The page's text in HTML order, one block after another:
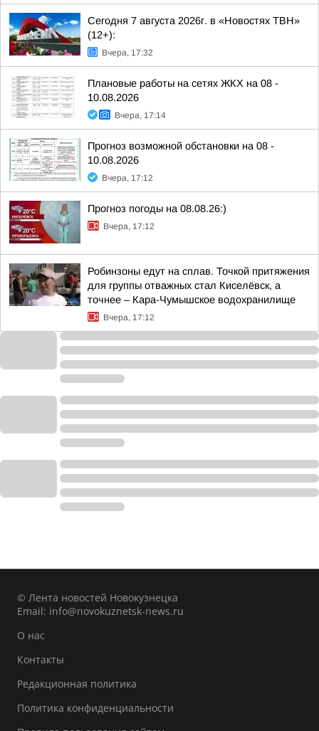
Сегодня 7 августа 2026г. в «Новостях ТВН»
(12+):
Вчера, 17:32
Плановые работы на сетях ЖКХ на 08 -
10.08.2026
Вчера, 17:14
Прогноз возможной обстановки на 08 -
10.08.2026
Вчера, 17:12
Прогноз погоды на 08.08.26:)
Вчера, 17:12
Робинзоны едут на сплав. Точкой притяжения
для группы отважных стал Киселёвск, а
точнее – Кара-Чумышское водохранилище
Вчера, 17:12
© Лента новостей Новокузнецка
Email: info@novokuznetsk-news.ru
О нас
Контакты
Редакционная политика
Политика конфиденциальности